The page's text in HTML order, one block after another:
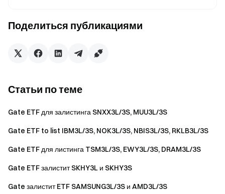
Команда Gate
Торгуйте более 4,900 криптовалютами безопасно,
быстро и легко
Зарегистрируйтесьи получите до $10000 в
приветственных наградах
Оставайтесь на связи
Поделиться публикациями
Статьи по теме
Gate ETF для залистинга SNXX3L/3S, MUU3L/3S
Gate ETF to list IBM3L/3S, NOK3L/3S, NBIS3L/3S, RKLB3L/3S
Gate ETF для листинга TSM3L/3S, EWY3L/3S, DRAM3L/3S
Gate ETF залистит SKHY3L и SKHY3S
Gate залистит ETF SAMSUNG3L/3S и AMD3L/3S